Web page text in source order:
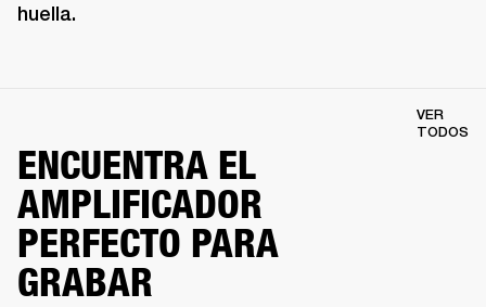
huella.
ENCUENTRA EL
AMPLIFICADOR
PERFECTO PARA
GRABAR
VER
TODOS